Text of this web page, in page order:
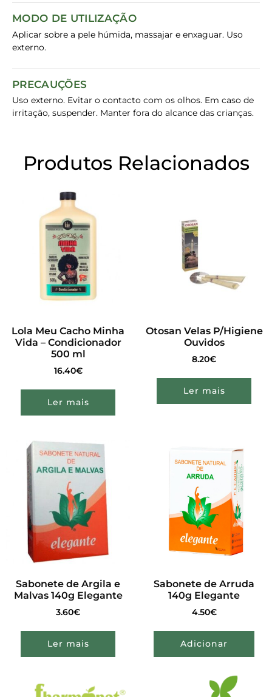
MODO DE UTILIZAÇÃO
Aplicar sobre a pele húmida, massajar e enxaguar. Uso
externo.
PRECAUÇÕES
Uso externo. Evitar o contacto com os olhos. Em caso de
irritação, suspender. Manter fora do alcance das crianças.
Produtos Relacionados
Lola Meu Cacho Minha
Vida – Condicionador
500 ml
16.40€
Ler mais
Otosan Velas P/Higiene
Ouvidos
8.20€
Ler mais
Sabonete de Argila e
Malvas 140g Elegante
3.60€
Ler mais
Sabonete de Arruda
140g Elegante
4.50€
Adicionar